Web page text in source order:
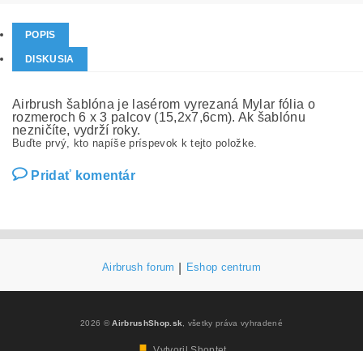
POPIS
DISKUSIA
Airbrush šablóna je lasérom vyrezaná Mylar fólia o
rozmeroch 6 x 3 palcov (15,2x7,6cm). Ak šablónu
nezničíte, vydrží roky.
Buďte prvý, kto napíše príspevok k tejto položke.
Pridať komentár
Airbrush forum Eshop centrum
2026 ©AirbrushShop.sk , všetky práva vyhradené